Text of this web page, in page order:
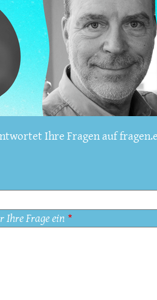
Ihre Fragen auf
Ihre Frage ein